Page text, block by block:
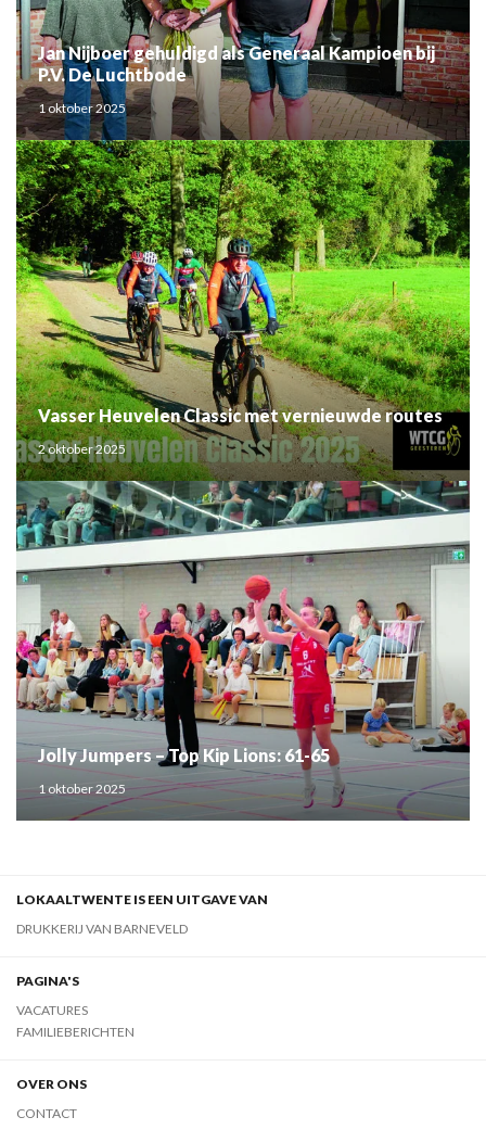
Jan Nijboer gehuldigd als Generaal Kampioen bij
P.V. De Luchtbode
1 oktober 2025
Vasser Heuvelen Classic met vernieuwde routes
2 oktober 2025
Jolly Jumpers – Top Kip Lions: 61-65
1 oktober 2025
LOKAALTWENTE IS EEN UITGAVE VAN
DRUKKERIJ VAN BARNEVELD
PAGINA'S
VACATURES
FAMILIEBERICHTEN
OVER ONS
CONTACT